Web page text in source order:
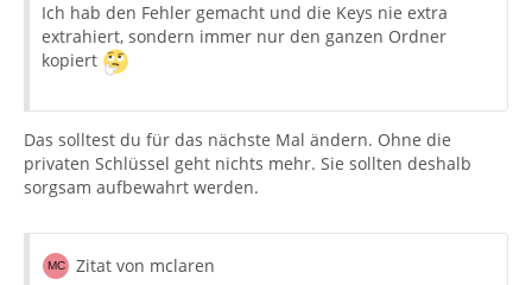
Ich hab den Fehler gemacht und die Keys nie extra
extrahiert, sondern immer nur den ganzen Ordner
kopiert
Das solltest du für das nächste Mal ändern. Ohne die
privaten Schlüssel geht nichts mehr. Sie sollten deshalb
sorgsam aufbewahrt werden.
Zitat von mclaren